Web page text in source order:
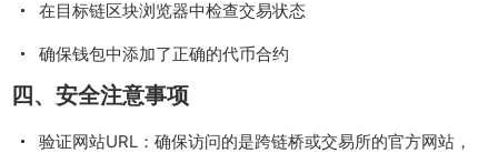
在目标链区块浏览器中检查交易状态
确保钱包中添加了正确的代币合约
四、安全注意事项
验证网站URL：确保访问的是跨链桥或交易所的官方网站，